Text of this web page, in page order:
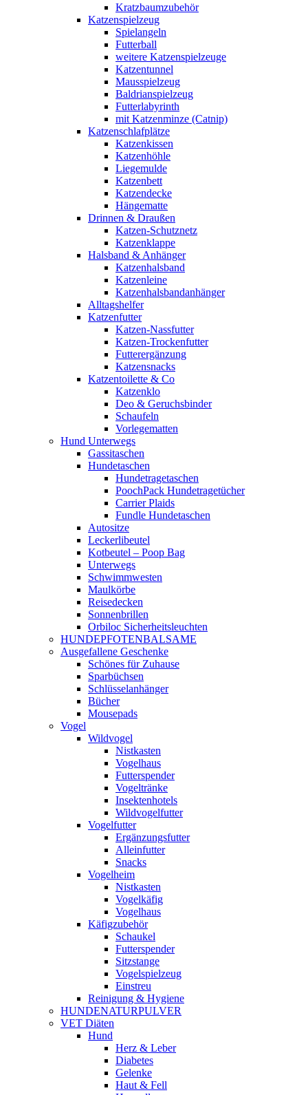
Kratzbaumzubehör
Katzenspielzeug
Spielangeln
Futterball
weitere Katzenspielzeuge
Katzentunnel
Mausspielzeug
Baldrianspielzeug
Futterlabyrinth
mit Katzenminze (Catnip)
Katzenschlafplätze
Katzenkissen
Katzenhöhle
Liegemulde
Katzenbett
Katzendecke
Hängematte
Drinnen & Draußen
Katzen-Schutznetz
Katzenklappe
Halsband & Anhänger
Katzenhalsband
Katzenleine
Katzenhalsbandanhänger
Alltagshelfer
Katzenfutter
Katzen-Nassfutter
Katzen-Trockenfutter
Futterergänzung
Katzensnacks
Katzentoilette & Co
Katzenklo
Deo & Geruchsbinder
Schaufeln
Vorlegematten
Hund Unterwegs
Gassitaschen
Hundetaschen
Hundetragetaschen
PoochPack Hundetragetücher
Carrier Plaids
Fundle Hundetaschen
Autositze
Leckerlibeutel
Kotbeutel – Poop Bag
Unterwegs
Schwimmwesten
Maulkörbe
Reisedecken
Sonnenbrillen
Orbiloc Sicherheitsleuchten
HUNDEPFOTENBALSAME
Ausgefallene Geschenke
Schönes für Zuhause
Sparbüchsen
Schlüsselanhänger
Bücher
Mousepads
Vogel
Wildvogel
Nistkasten
Vogelhaus
Futterspender
Vogeltränke
Insektenhotels
Wildvogelfutter
Vogelfutter
Ergänzungsfutter
Alleinfutter
Snacks
Vogelheim
Nistkasten
Vogelkäfig
Vogelhaus
Käfigzubehör
Schaukel
Futterspender
Sitzstange
Vogelspielzeug
Einstreu
Reinigung & Hygiene
HUNDENATURPULVER
VET Diäten
Hund
Herz & Leber
Diabetes
Gelenke
Haut & Fell